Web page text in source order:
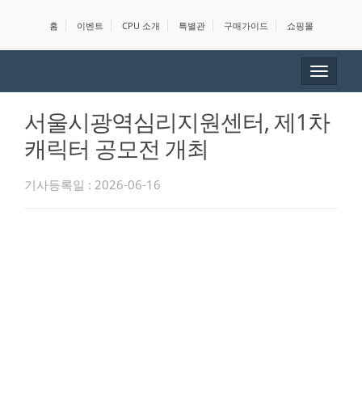
홈 이벤트 CPU 소개 특별관 구매가이드 쇼핑몰
Toggle
서울시광역심리지원센터, 제1차
캐릭터 공모전 개최
기사등록일 : 2026-06-16